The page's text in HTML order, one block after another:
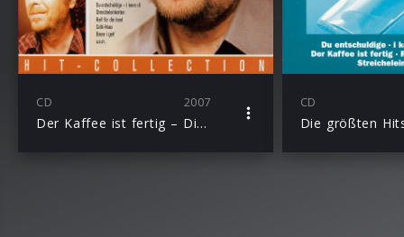
CD 2007
Der Kaffee ist fertig – Die Hit-Collection
CD